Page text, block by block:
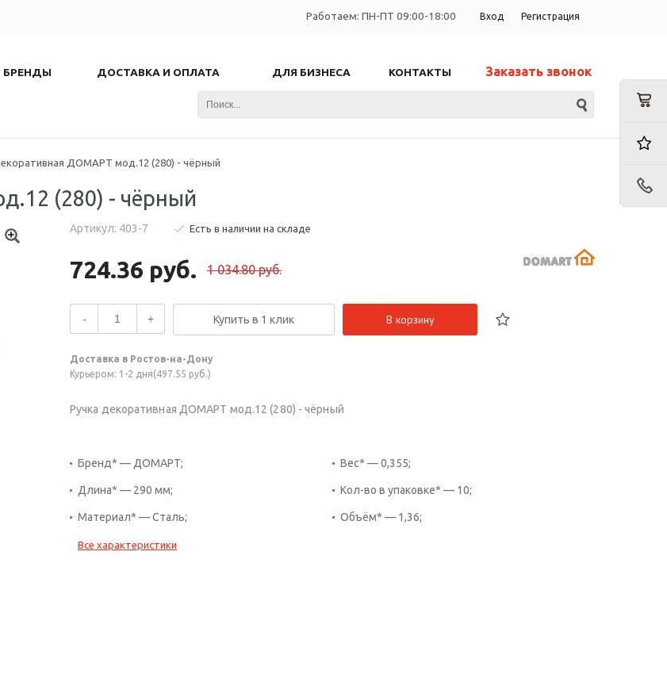
Вход Регистрация
Работаем: ПН-ПТ 09:00-18:00
БРЕНДЫ ДОСТАВКА И ОПЛАТА ДЛЯ БИЗНЕСА КОНТАКТЫ Заказать звонок
ДОМАРТ мод.12 (280) - чёрный
(280) - чёрный
Артикул: 403-7 Есть в наличии на складе
724.36 руб. 1 034.80 руб.
- + Купить в 1 клик В корзину
Доставка в Ростов-на-Дону
Курьером: 1-2 дня(497.55 руб.)
Ручка декоративная ДОМАРТ мод.12 (280) - чёрный
Бренд* — ДОМАРТ; Вес* — 0,355;
Длина* — 290 мм; Кол-во в упаковке* — 10;
Материал* — Сталь; Объём* — 1,36;
Все характеристики